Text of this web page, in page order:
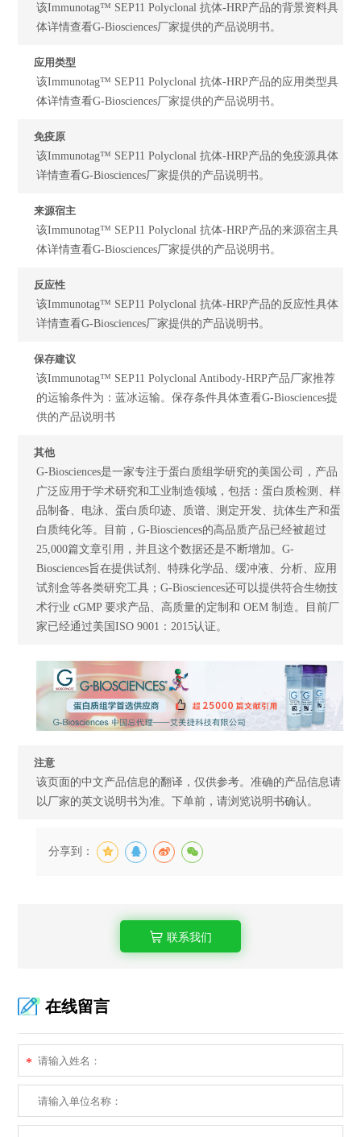
该Immunotag™ SEP11 Polyclonal 抗体-HRP产品的背景资料具
体详情查看G-Biosciences厂家提供的产品说明书。
应用类型
该Immunotag™ SEP11 Polyclonal 抗体-HRP产品的应用类型具
体详情查看G-Biosciences厂家提供的产品说明书。
免疫原
该Immunotag™ SEP11 Polyclonal 抗体-HRP产品的免疫源具体
详情查看G-Biosciences厂家提供的产品说明书。
来源宿主
该Immunotag™ SEP11 Polyclonal 抗体-HRP产品的来源宿主具
体详情查看G-Biosciences厂家提供的产品说明书。
反应性
该Immunotag™ SEP11 Polyclonal 抗体-HRP产品的反应性具体
详情查看G-Biosciences厂家提供的产品说明书。
保存建议
该Immunotag™ SEP11 Polyclonal Antibody-HRP产品厂家推荐
的运输条件为：蓝冰运输。保存条件具体查看G-Biosciences提
供的产品说明书
其他
G-Biosciences是一家专注于蛋白质组学研究的美国公司，产品
广泛应用于学术研究和工业制造领域，包括：蛋白质检测、样
品制备、电泳、蛋白质印迹、质谱、测定开发、抗体生产和蛋
白质纯化等。目前，G-Biosciences的高品质产品已经被超过
25,000篇文章引用，并且这个数据还是不断增加。G-
Biosciences旨在提供试剂、特殊化学品、缓冲液、分析、应用
试剂盒等各类研究工具；G-Biosciences还可以提供符合生物技
术行业 cGMP 要求产品、高质量的定制和 OEM 制造。目前厂
家已经通过美国ISO 9001：2015认证。
注意
该页面的中文产品信息的翻译，仅供参考。准确的产品信息请
以厂家的英文说明书为准。下单前，请浏览说明书确认。
分享到：
联系我们
在线留言
*